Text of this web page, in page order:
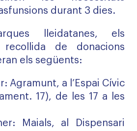
durant 3 dies.
lleidatanes, els
de donacions
els següents:
Agramunt, a l’Espai Cívic
17), de les 17 a les
Maials, al Dispensari